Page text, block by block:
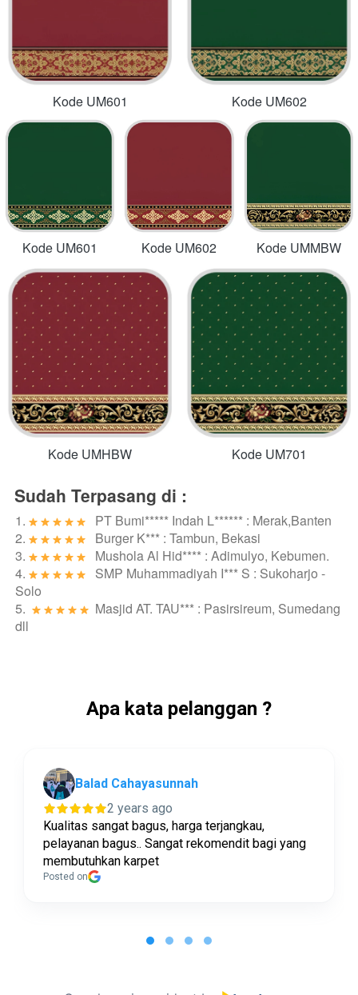
Kode UM601 Kode UM602
Kode UM601 Kode UM602 Kode UMMBW
Kode UMHBW Kode UM701
Sudah Terpasang di :
1.
PT Bumi***** Indah L****** : Merak,Banten
2.
Burger K*** : Tambun, Bekasi
3.
Mushola Al Hid**** : Adimulyo, Kebumen.
4.
SMP Muhammadiyah I*** S : Sukoharjo -
Solo
5.
Masjid AT. TAU*** : Pasirsireum, Sumedang
dll
Apa kata pelanggan ?
Balad Cahayasunnah
2 years ago
Kualitas sangat bagus, harga terjangkau,
pelayanan bagus.. Sangat rekomendit bagi yang
membutuhkan karpet
Posted on